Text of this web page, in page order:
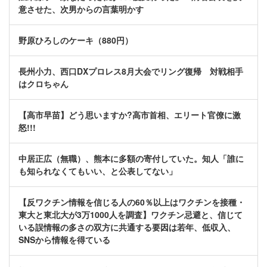
意させた、次男からの言葉明かす
野原ひろしのケーキ（880円）
長州小力、西口DXプロレス8月大会でリング復帰 対戦相手
はクロちゃん
【高市早苗】どう思いますか?高市首相、エリート官僚に激
怒!!!
中居正広（無職）、熊本に多額の寄付していた。知人「誰に
も知られなくてもいい、と公表してない」
【反ワクチン情報を信じる人の60％以上はワクチンを接種・
東大と東北大が3万1000人を調査】ワクチン忌避と、信じて
いる誤情報の多さの双方に共通する要因は若年、低収入、
SNSから情報を得ている